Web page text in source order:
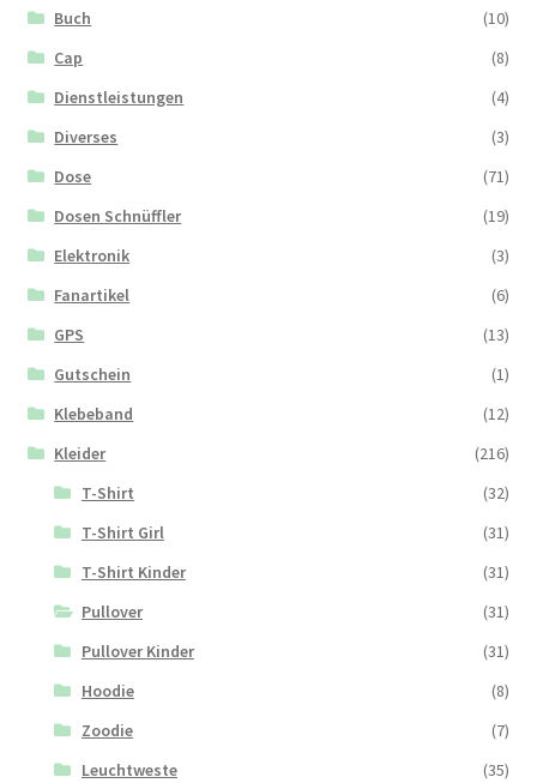
Buch
(10)
Cap
(8)
Dienstleistungen
(4)
Diverses
(3)
Dose
(71)
Dosen Schnüffler
(19)
Elektronik
(3)
Fanartikel
(6)
GPS
(13)
Gutschein
(1)
Klebeband
(12)
Kleider
(216)
T-Shirt
(32)
T-Shirt Girl
(31)
T-Shirt Kinder
(31)
Pullover
(31)
Pullover Kinder
(31)
Hoodie
(8)
Zoodie
(7)
Leuchtweste
(35)